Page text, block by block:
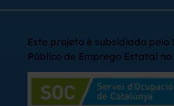
Este projeto é subsidiado pelo
Público de Emprego Estatal